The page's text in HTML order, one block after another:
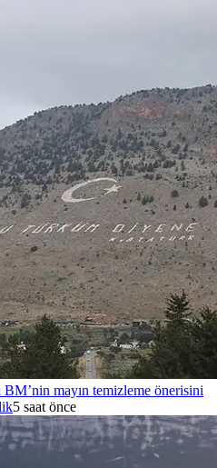
mayın temizleme önerisini
5 saat önce